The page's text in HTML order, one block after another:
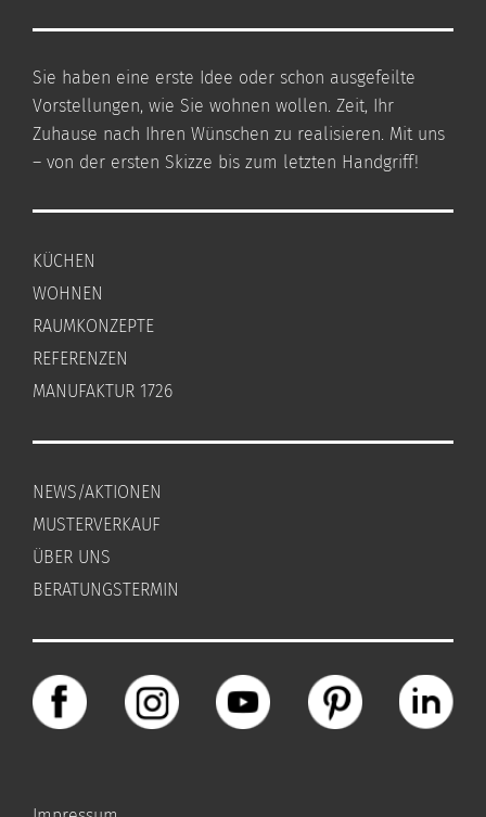
Sie haben eine erste Idee oder schon ausgefeilte
Vorstellungen, wie Sie wohnen wollen. Zeit, Ihr
Zuhause nach Ihren Wünschen zu realisieren. Mit uns
– von der ersten Skizze bis zum letzten Handgriff!
KÜCHEN
WOHNEN
RAUMKONZEPTE
REFERENZEN
MANUFAKTUR 1726
NEWS/AKTIONEN
MUSTERVERKAUF
ÜBER UNS
BERATUNGSTERMIN